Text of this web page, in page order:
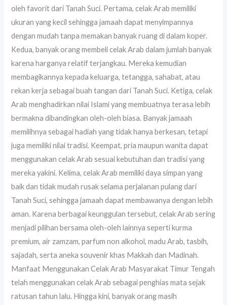
oleh favorit dari Tanah Suci. Pertama, celak Arab memiliki
ukuran yang kecil sehingga jamaah dapat menyimpannya
dengan mudah tanpa memakan banyak ruang di dalam koper.
Kedua, banyak orang membeli celak Arab dalam jumlah banyak
karena harganya relatif terjangkau. Mereka kemudian
membagikannya kepada keluarga, tetangga, sahabat, atau
rekan kerja sebagai buah tangan dari Tanah Suci. Ketiga, celak
Arab menghadirkan nilai Islami yang membuatnya terasa lebih
bermakna dibandingkan oleh-oleh biasa. Banyak jamaah
memilihnya sebagai hadiah yang tidak hanya berkesan, tetapi
juga memiliki nilai tradisi. Keempat, pria maupun wanita dapat
menggunakan celak Arab sesuai kebutuhan dan tradisi yang
mereka yakini. Kelima, celak Arab memiliki daya simpan yang
baik dan tidak mudah rusak selama perjalanan pulang dari
Tanah Suci, sehingga jamaah dapat membawanya dengan lebih
aman. Karena berbagai keunggulan tersebut, celak Arab sering
menjadi pilihan bersama oleh-oleh lainnya seperti kurma
premium, air zamzam, parfum non alkohol, madu Arab, tasbih,
sajadah, serta aneka souvenir khas Makkah dan Madinah.
Manfaat Menggunakan Celak Arab Masyarakat Timur Tengah
telah menggunakan celak Arab sebagai penghias mata sejak
ratusan tahun lalu. Hingga kini, banyak orang masih